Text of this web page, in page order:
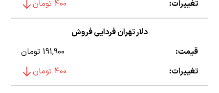
تغییرات: 400 تومان
دلار تهران فردایی فروش
قیمت:
191,900 تومان
تغییرات:
400 تومان